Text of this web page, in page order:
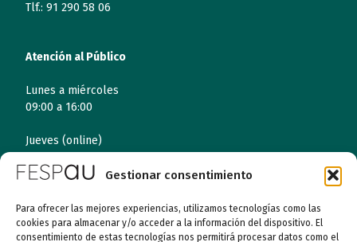
Gestionar consentimiento
Para ofrecer las mejores experiencias, utilizamos tecnologías como las
cookies para almacenar y/o acceder a la información del dispositivo. El
consentimiento de estas tecnologías nos permitirá procesar datos como el
Tlf.: 91 290 58 06
Atención al Público
Lunes a miércoles
09:00 a 16:00
Jueves (online)
09:00 a 14:00